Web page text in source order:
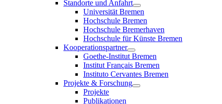
Standorte und Anfahrt
Universität Bremen
Hochschule Bremen
Hochschule Bremerhaven
Hochschule für Künste Bremen
Kooperationspartner
Goethe-Institut Bremen
Institut Français Bremen
Instituto Cervantes Bremen
Projekte & Forschung
Projekte
Publikationen